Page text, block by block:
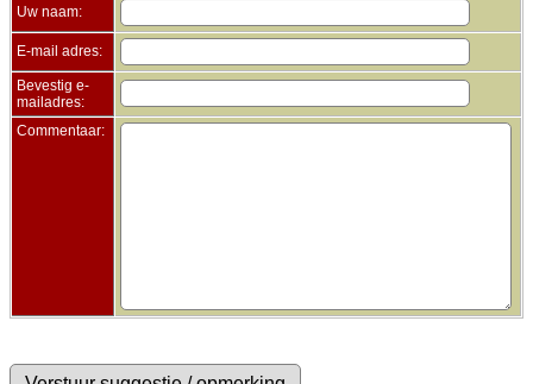
Uw naam:
E-mail adres:
Bevestig e-
mailadres:
Commentaar: